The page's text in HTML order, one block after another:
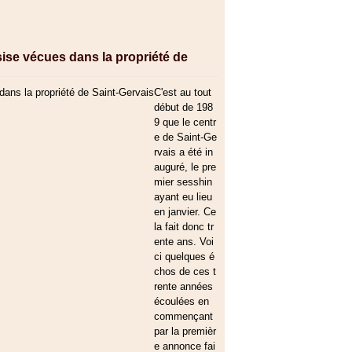
vécues dans la propriété de
C'est au tout
début de 198
9 que le centr
e de Saint-Ge
rvais a été in
auguré, le pre
mier sesshin
ayant eu lieu
en janvier. Ce
la fait donc tr
ente ans. Voi
ci quelques é
chos de ces t
rente années
écoulées en
commençant
par la premièr
e annonce fai